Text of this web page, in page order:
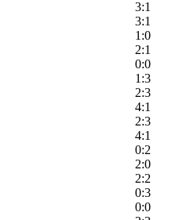
3:1
3:1
1:0
2:1
0:0
1:3
2:3
4:1
2:3
4:1
0:2
2:0
2:2
0:3
0:0